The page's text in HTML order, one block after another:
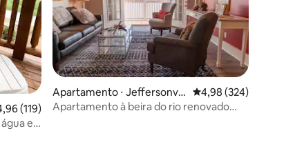
de uma avaliação média de 5, 119 avaliações
(119)
e
Apartamento ⋅ Jeffersonvill
e
4,98 de uma avaliação
4,98 (324)
Apartamento à beira do rio renovado